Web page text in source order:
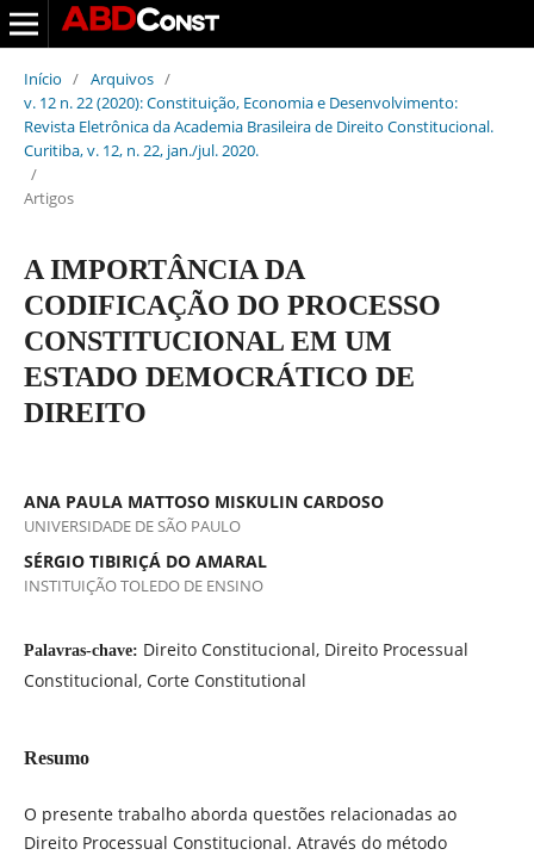
Início / Arquivos /
v. 12 n. 22 (2020): Constituição, Economia e Desenvolvimento:
Revista Eletrônica da Academia Brasileira de Direito Constitucional.
Curitiba, v. 12, n. 22, jan./jul. 2020.
/
Artigos
A IMPORTÂNCIA DA
CODIFICAÇÃO DO PROCESSO
CONSTITUCIONAL EM UM
ESTADO DEMOCRÁTICO DE
DIREITO
ANA PAULA MATTOSO MISKULIN CARDOSO
UNIVERSIDADE DE SÃO PAULO
SÉRGIO TIBIRIÇÁ DO AMARAL
INSTITUIÇÃO TOLEDO DE ENSINO
Palavras-chave: Direito Constitucional, Direito Processual
Constitucional, Corte Constitutional
Resumo
O presente trabalho aborda questões relacionadas ao
Direito Processual Constitucional. Através do método